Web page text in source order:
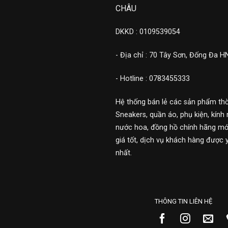
CHÂU
DKKD : 0109539054
- Địa chỉ : 70 Tây Sơn, Đống Đa
- Hotline : 0783455333
Hệ thống bán lẻ các sản phẩm
Sneakers, quần áo, phụ kiện, kính
nước hoa, đồng hồ chính hãng
giá tốt, dịch vụ khách hàng được
nhất.
THÔNG TIN LIÊN HỆ